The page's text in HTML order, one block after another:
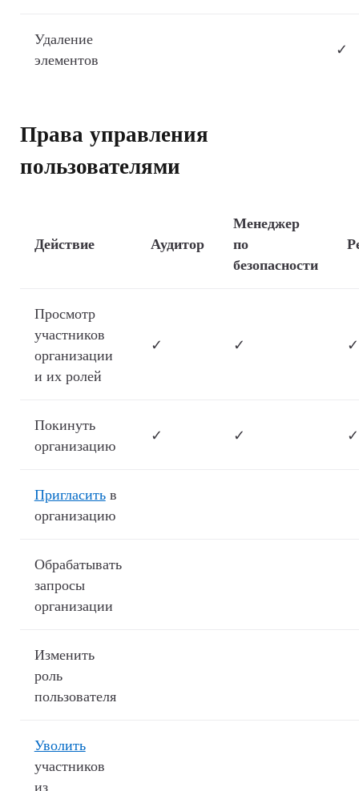
Удаление
элементов
✓
Права управления
пользователями
Действие Аудитор
Менеджер
по
безопасности
Просмотр
участников
организации
и их ролей
✓ ✓ ✓
Покинуть
организацию
✓ ✓ ✓
Пригласитьв
организацию
Обрабатывать
запросы
организации
Изменить
роль
пользователя
Уволить
участников
из